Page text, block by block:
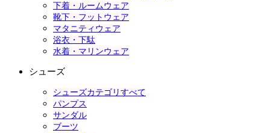
下着・ルームウェア
靴下・フットウェア
マタニティウェア
浴衣・下駄
水着・マリンウェア
シューズ
シューズカテゴリすべて
パンプス
サンダル
ブーツ